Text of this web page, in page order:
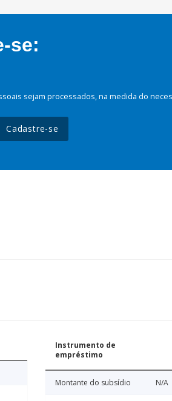
se:
sejam processados, na medida do
Cadastre-se
Instrumento de
empréstimo
Montante do subsídio N/A